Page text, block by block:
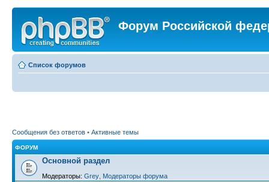
Форум Российской
Список форумов
Сообщения без ответов • Активные темы
ФОРУМ
Основной раздел
Модераторы: Grey Модераторы форума